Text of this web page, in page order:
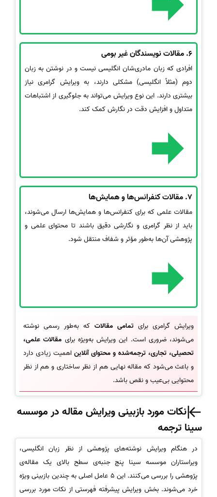
6. مقالات نویسندگان غیر بومی
افرادی که زبان مادری‌شان انگلیسی نیست و در نوشتن به زبان
دوم (مثلاً انگلیسی) مشکلی دارند، به ویرایش گرامری نیاز
بیشتری دارند. این نوع ویرایش می‌تواند به جلوگیری از اشتباهات
متداول و افزایش دقت در نگارش کمک کند.
7. مقالات کنفرانس‌ها و همایش‌ها
مقالات علمی که برای کنفرانس‌ها و همایش‌ها ارسال می‌شوند،
باید از نظر گرامری و نگارشی دقیق باشند تا محتوای علمی و
پژوهشی آن‌ها به‌طور مؤثر و شفاف منتقل شود.
ویرایش گرامری برای تمامی مقالات که به‌طور رسمی نوشته
می‌شوند، ضروری است. این ویرایش به‌ویژه برای مقالات علمی،
تحصیلی، تجاری، ترجمه‌شده و محتوای آنلاین اهمیت زیادی دارد
و باعث می‌شود که مقاله نهایی هم از نظر ساختاری و هم از نظر
محتوایی بی‌عیب و نقص باشد.
نکات مورد بازبینی ویرایش مقاله در موسسه
سینا ترجمه
در هنگام ویرایش نوشته‌های پژوهشی از نظر زبان انگلیسی،
ویراستاران موسسه سینا پنج جنبه‌ی سطح بالای یک مقاله‌ی
پژوهشی را بررسی می‌کنند. این 5 عامل اصلی به چندین بازبینی ویژه
خرد می‌شوند. بخش ویرایش پیشرفته فهرستی از نکات مورد بررسی